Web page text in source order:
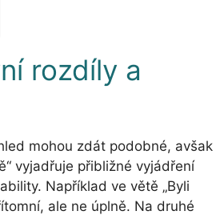
rozdíly a
mohou zdát podobné, avšak
vyjadřuje přibližné vyjádření
Například ve větě „Byli
ale ne úplně. Na druhé